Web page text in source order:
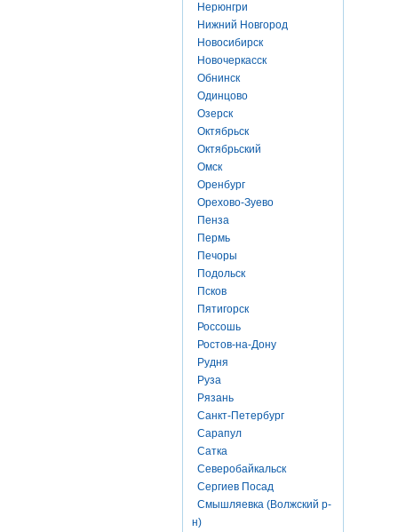
Нерюнгри
Нижний Новгород
Новосибирск
Новочеркасск
Обнинск
Одинцово
Озерск
Октябрьск
Октябрьский
Омск
Оренбург
Орехово-Зуево
Пенза
Пермь
Печоры
Подольск
Псков
Пятигорск
Россошь
Ростов-на-Дону
Рудня
Руза
Рязань
Санкт-Петербург
Сарапул
Сатка
Северобайкальск
Сергиев Посад
Смышляевка (Волжский р-
н)